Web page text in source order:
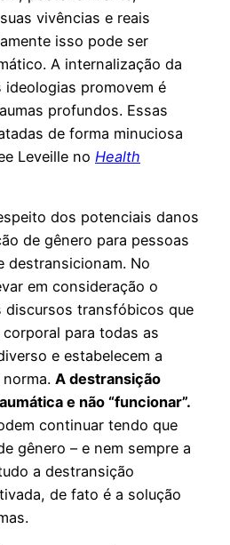
vivências e reais
isso pode ser
A internalização da
promovem é
profundos. Essas
de forma minuciosa
Leveille no Health
dos potenciais danos
de gênero para pessoas
destransicionam. No
em consideração o
discursos transfóbicos que
para todas as
e estabelecem a
A destransição
e não “funcionar”.
continuar tendo que
gênero – e nem sempre a
a destransição
de fato é a solução